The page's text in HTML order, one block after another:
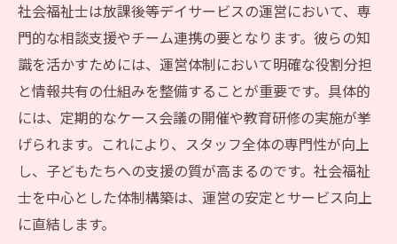
社会福祉士は放課後等デイサービスの運営において、専
門的な相談支援やチーム連携の要となります。彼らの知
識を活かすためには、運営体制において明確な役割分担
と情報共有の仕組みを整備することが重要です。具体的
には、定期的なケース会議の開催や教育研修の実施が挙
げられます。これにより、スタッフ全体の専門性が向上
し、子どもたちへの支援の質が高まるのです。社会福祉
士を中心とした体制構築は、運営の安定とサービス向上
に直結します。